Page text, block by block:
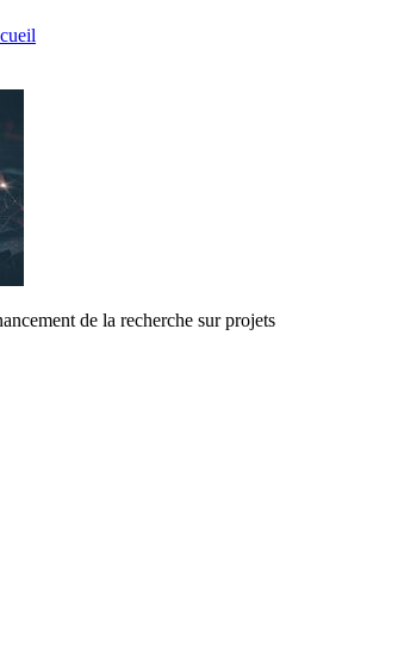
de la recherche sur projets